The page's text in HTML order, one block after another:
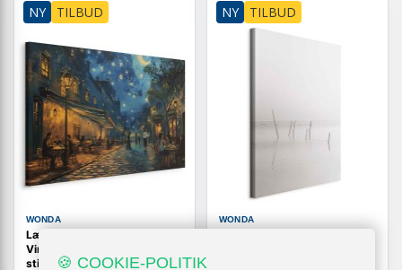
NY TILBUD
WONDA
Lærredsbillede Paris-gade i
Vincent van Gogh-inspireret
stil
NY TILBUD
WONDA
🍪 COOKIE-POLITIK